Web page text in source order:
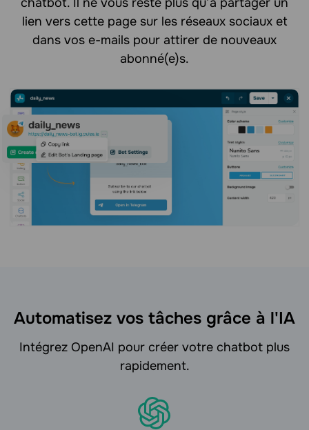
lien vers cette page sur les réseaux sociaux et
dans vos e-mails pour attirer de nouveaux
abonné(e)s.
Automatisez vos tâches grâce à l'IA
Intégrez OpenAI pour créer votre chatbot plus
rapidement.